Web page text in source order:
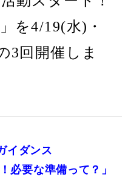
を4/19(水)・
3回開催しま
イダンス
必要な準備って？」